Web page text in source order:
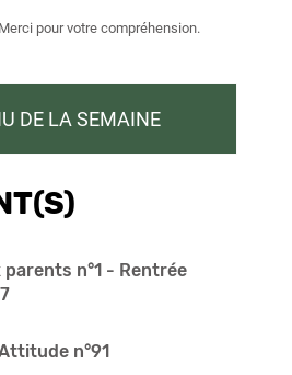
pour votre compréhension.
DE LA SEMAINE
n°1 - Rentrée
n°91